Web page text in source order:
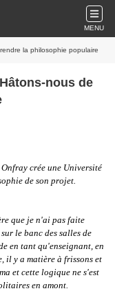
MENU
la philosophie populaire
nous de
crée une Université
de son projet.
que je n'ai pas faite
le banc des salles de
en tant qu'enseignant, en
il y a matière à frissons et
et cette logique ne s'est
en amont.